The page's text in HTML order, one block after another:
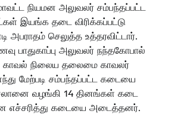
நியமன அலுவலர் சம்பந்தப்பட்ட
இயங்க தடை விரிக்கப்பட்டு
அபராதம் செலுத்த உத்தரவிட்டார்.
பாதுகாப்பு அலுவலர் நந்தகோபால்
காவல் நிலைய தலைமை காவலர்
மேற்படி சம்பந்தப்பட்ட கடையை
வழங்கி 14 தினங்கள் கடை
எச்சரித்து கடையை அடைத்தனர்.